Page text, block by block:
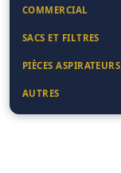
COMMERCIAL
SACS ET FILTRES
PIÈCES ASPIRATEURS
AUTRES